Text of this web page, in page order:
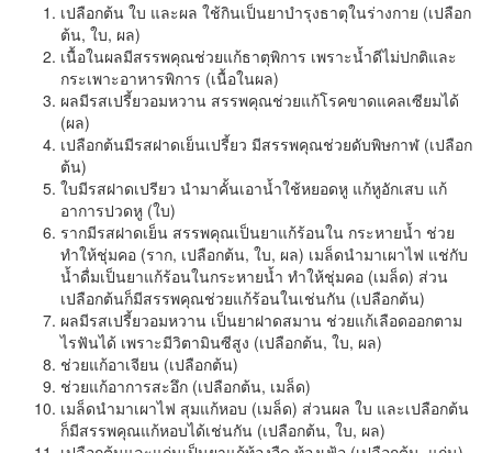
เปลือกต้น ใบ และผล ใช้กินเป็นยาบำรุงธาตุในร่างกาย (เปลือก
ต้น, ใบ, ผล)
เนื้อในผลมีสรรพคุณช่วยแก้ธาตุพิการ เพราะน้ำดีไม่ปกติและ
กระเพาะอาหารพิการ (เนื้อในผล)
ผลมีรสเปรี้ยวอมหวาน สรรพคุณช่วยแก้โรคขาดแคลเซียมได้
(ผล)
เปลือกต้นมีรสฝาดเย็นเปรี้ยว มีสรรพคุณช่วยดับพิษกาฬ (เปลือก
ต้น)
ใบมีรสฝาดเปรียว นำมาคั้นเอาน้ำใช้หยอดหู แก้หูอักเสบ แก้
อาการปวดหู (ใบ)
รากมีรสฝาดเย็น สรรพคุณเป็นยาแก้ร้อนใน กระหายน้ำ ช่วย
ทำให้ชุ่มคอ (ราก, เปลือกต้น, ใบ, ผล) เมล็ดนำมาเผาไฟ แช่กับ
น้ำดื่มเป็นยาแก้ร้อนในกระหายน้ำ ทำให้ชุ่มคอ (เมล็ด) ส่วน
เปลือกต้นก็มีสรรพคุณช่วยแก้ร้อนในเช่นกัน (เปลือกต้น)
ผลมีรสเปรี้ยวอมหวาน เป็นยาฝาดสมาน ช่วยแก้เลือดออกตาม
ไรฟันได้ เพราะมีวิตามินซีสูง (เปลือกต้น, ใบ, ผล)
ช่วยแก้อาเจียน (เปลือกต้น)
ช่วยแก้อาการสะอึก (เปลือกต้น, เมล็ด)
เมล็ดนำมาเผาไฟ สุมแก้หอบ (เมล็ด) ส่วนผล ใบ และเปลือกต้น
ก็มีสรรพคุณแก้หอบได้เช่นกัน (เปลือกต้น, ใบ, ผล)